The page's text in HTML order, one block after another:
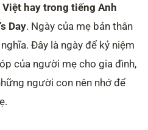
hay trong tiếng Anh
Day. Ngày của mẹ bản thân
Đây là ngày để kỷ niệm
của người mẹ cho gia đình,
người con nên nhớ để